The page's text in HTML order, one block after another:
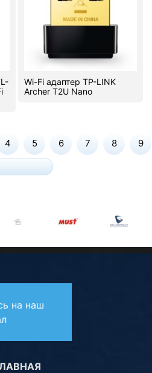
Wi-Fi адаптер TP-LINK
Archer T2U Nano
4 5 6 7 8 9
на наш